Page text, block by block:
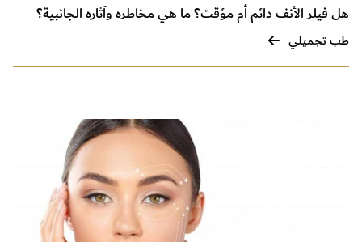
هل فيلر الأنف دائم أم مؤقت؟ ما هي مخاطره وآثاره الجانبية؟
طب تجميلي